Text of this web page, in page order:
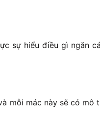
sự hiểu điều gì ngăn
mỗi mác này sẽ có mô